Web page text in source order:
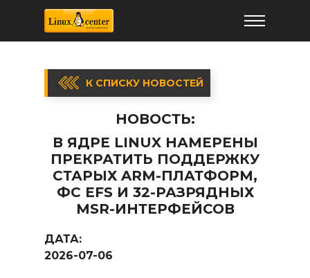
К СПИСКУ НОВОСТЕЙ
НОВОСТЬ:
В ЯДРЕ LINUX НАМЕРЕНЫ
ПРЕКРАТИТЬ ПОДДЕРЖКУ
СТАРЫХ ARM-ПЛАТФОРМ,
ФС EFS И 32-РАЗРЯДНЫХ
MSR-ИНТЕРФЕЙСОВ
ДАТА:
2026-07-06